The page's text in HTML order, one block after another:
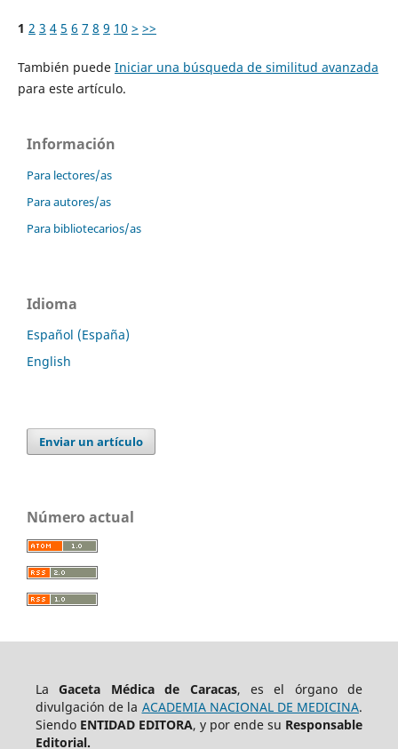
1 2 3 4 5 6 7 8 9 10 > >>
También puede Iniciar una búsqueda de similitud avanzada
para este artículo.
Información
Para lectores/as
Para autores/as
Para bibliotecarios/as
Idioma
Español (España)
English
Enviar un artículo
Número actual
LaGaceta Médica de Caracas, es el órgano de
divulgación de la ACADEMIA NACIONAL DE MEDICINA.
Siendo ENTIDAD EDITORA, y por ende su Responsable
Editorial.